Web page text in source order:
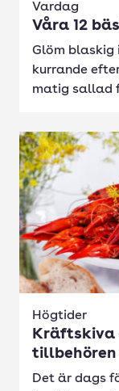
Vardag
Våra 12
Glöm blaskig
kurrande
matig sallad
Högtider
Kräftskiva
tillbehören
Det är dags